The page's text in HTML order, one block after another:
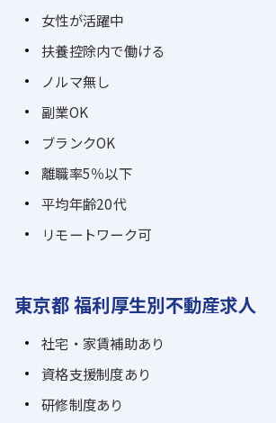
女性が活躍中
扶養控除内で働ける
ノルマ無し
副業OK
ブランクOK
離職率5％以下
平均年齢20代
リモートワーク可
東京都 福利厚生別不動産求人
社宅・家賃補助あり
資格支援制度あり
研修制度あり